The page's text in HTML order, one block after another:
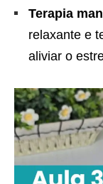
Terapia
relaxante e
aliviar o